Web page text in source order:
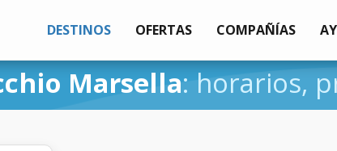
DESTINOS OFERTAS COMPAÑÍAS
Marsella: horarios,